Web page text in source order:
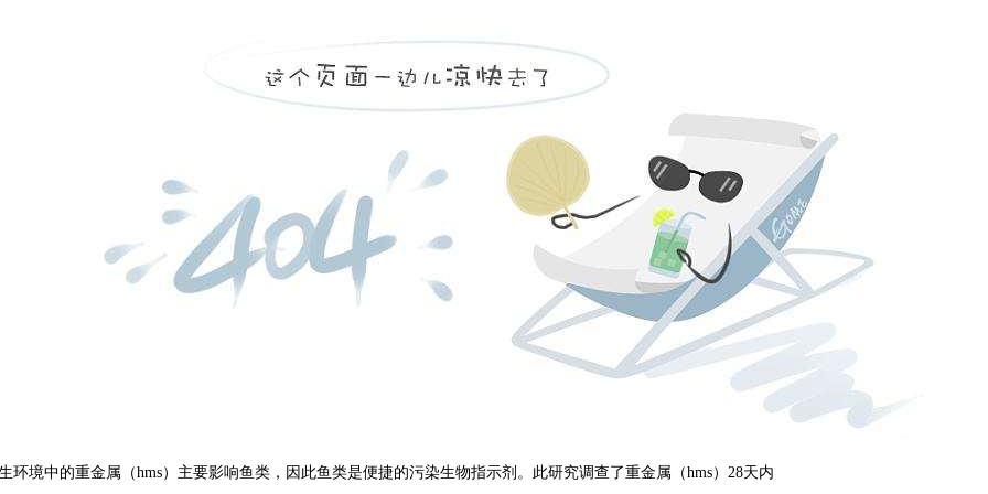
环境中的重金属（hms）主要影响鱼类，因此鱼类是便捷的污染生物指示剂。此研究调查了重金属（hms） 28天内